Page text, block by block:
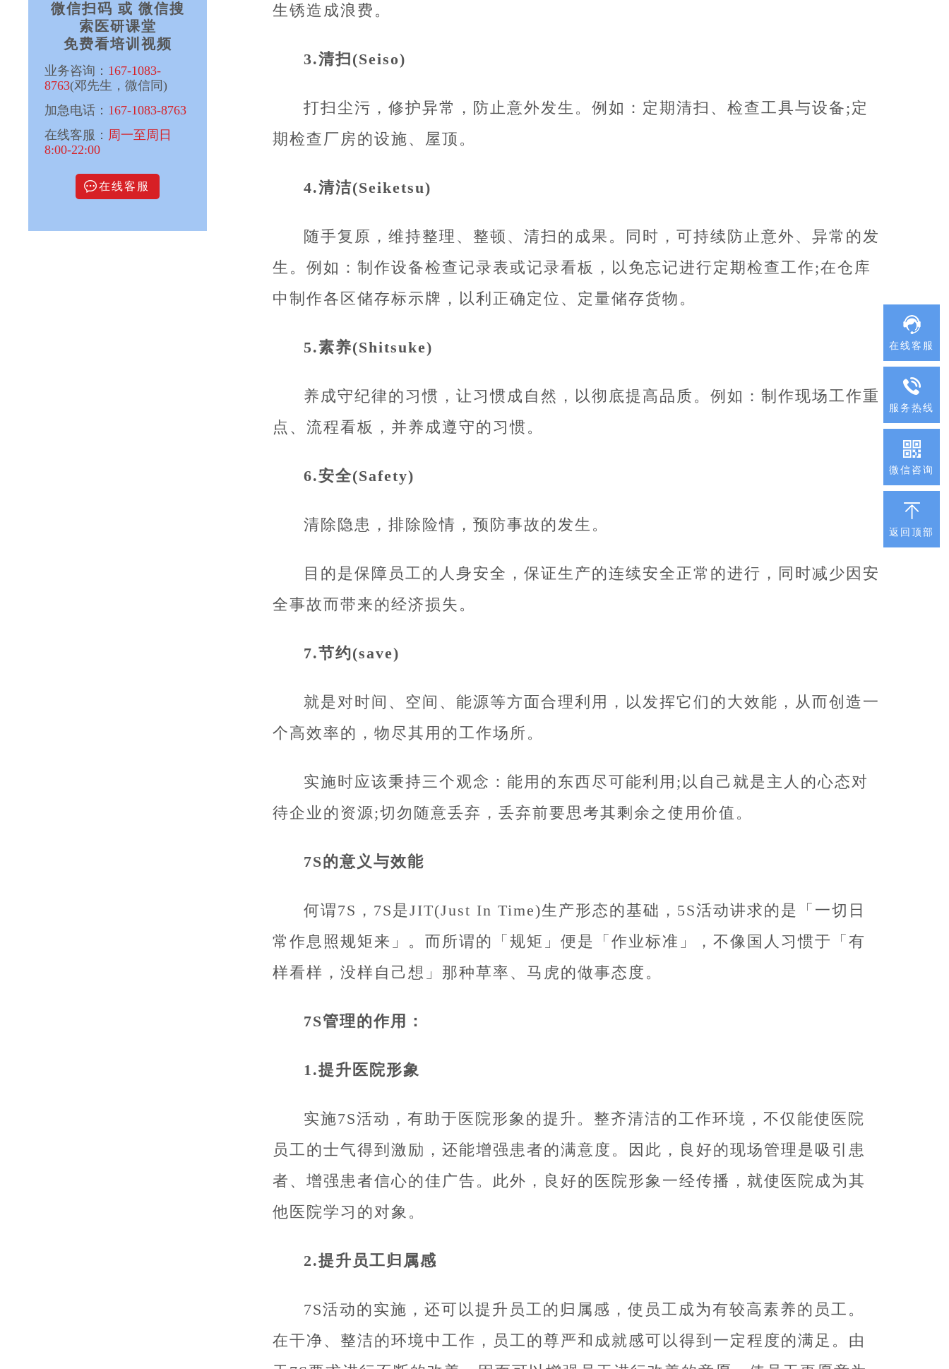
在线客服
服务热线
微信咨询
返回顶部
微信扫码 或 微信搜
索医研课堂
免费看培训视频
业务咨询： 167-1083-
8763(邓先生，微信同)
加急电话： 167-1083-8763
在线客服： 周一至周日
8:00-22:00
在线客服
生锈造成浪费。
3.清扫(Seiso)
打扫尘污，修护异常，防止意外发生。例如：定期清扫、检查工具与设备;定
期检查厂房的设施、屋顶。
4.清洁(Seiketsu)
随手复原，维持整理、整顿、清扫的成果。同时，可持续防止意外、异常的发
生。例如：制作设备检查记录表或记录看板，以免忘记进行定期检查工作;在仓库
中制作各区储存标示牌，以利正确定位、定量储存货物。
5.素养(Shitsuke)
养成守纪律的习惯，让习惯成自然，以彻底提高品质。例如：制作现场工作重
点、流程看板，并养成遵守的习惯。
6.安全(Safety)
清除隐患，排除险情，预防事故的发生。
目的是保障员工的人身安全，保证生产的连续安全正常的进行，同时减少因安
全事故而带来的经济损失。
7.节约(save)
就是对时间、空间、能源等方面合理利用，以发挥它们的大效能，从而创造一
个高效率的，物尽其用的工作场所。
实施时应该秉持三个观念：能用的东西尽可能利用;以自己就是主人的心态对
待企业的资源;切勿随意丢弃，丢弃前要思考其剩余之使用价值。
7S的意义与效能
何谓7S，7S是JIT(Just In Time)生产形态的基础，5S活动讲求的是「一切日
常作息照规矩来」。而所谓的「规矩」便是「作业标准」，不像国人习惯于「有
样看样，没样自己想」那种草率、马虎的做事态度。
7S管理的作用：
1.提升医院形象
实施7S活动，有助于医院形象的提升。整齐清洁的工作环境，不仅能使医院
员工的士气得到激励，还能增强患者的满意度。因此，良好的现场管理是吸引患
者、增强患者信心的佳广告。此外，良好的医院形象一经传播，就使医院成为其
他医院学习的对象。
2.提升员工归属感
7S活动的实施，还可以提升员工的归属感，使员工成为有较高素养的员工。
在干净、整洁的环境中工作，员工的尊严和成就感可以得到一定程度的满足。由